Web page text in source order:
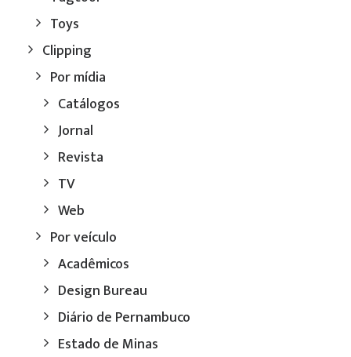
Toys
Clipping
Por mídia
Catálogos
Jornal
Revista
TV
Web
Por veículo
Acadêmicos
Design Bureau
Diário de Pernambuco
Estado de Minas